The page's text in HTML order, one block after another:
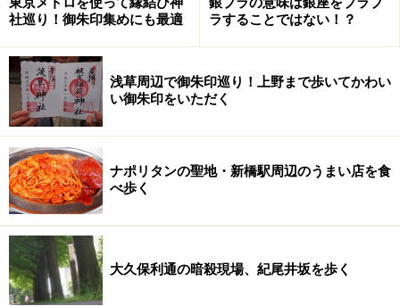
Iさんが指さす方向を見れば、ビルの一階にそのお蕎麦屋
さん「福室庵」はあった。もちろん昭和３年からこのた
たずまいではないだろう。
創業昭和三年 福室庵
昭和三年という年がどういう年だったのか。それまでは
納税額によって制限されていたが、この年衆議院選挙よ
り、２５歳以上の男子に選挙権が与えられた初の選挙が
行われた。また、モボ、モガといった男女がダンスホー
ルやカフェなどに登場したのもこの頃だ。そんな年、こ
社巡り！御朱印集めにも最適
ラすることではない！？
浅草周辺で御朱印巡り！上野まで歩いてかわい
い御朱印をいただく
ナポリタンの聖地・新橋駅周辺のうまい店を食
べ歩く
大久保利通の暗殺現場、紀尾井坂を歩く